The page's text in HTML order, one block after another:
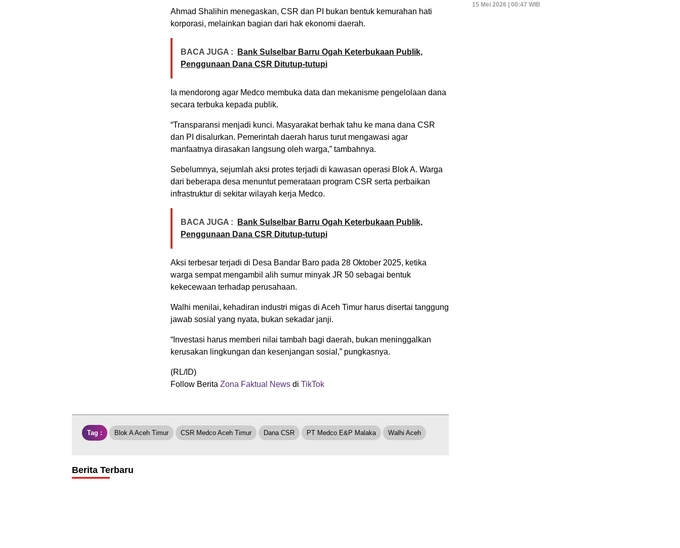
Ahmad Shalihin menegaskan, CSR dan PI bukan bentuk kemurahan hati
korporasi, melainkan bagian dari hak ekonomi daerah.
BACA JUGA :
Bank Sulselbar Barru Ogah Keterbukaan Publik,
Penggunaan Dana CSR Ditutup-tutupi
Ia mendorong agar Medco membuka data dan mekanisme pengelolaan dana
secara terbuka kepada publik.
“Transparansi menjadi kunci. Masyarakat berhak tahu ke mana dana CSR
dan PI disalurkan. Pemerintah daerah harus turut mengawasi agar
manfaatnya dirasakan langsung oleh warga,” tambahnya.
Sebelumnya, sejumlah aksi protes terjadi di kawasan operasi Blok A. Warga
dari beberapa desa menuntut pemerataan program CSR serta perbaikan
infrastruktur di sekitar wilayah kerja Medco.
BACA JUGA :
Bank Sulselbar Barru Ogah Keterbukaan Publik,
Penggunaan Dana CSR Ditutup-tutupi
Aksi terbesar terjadi di Desa Bandar Baro pada 28 Oktober 2025, ketika
warga sempat mengambil alih sumur minyak JR 50 sebagai bentuk
kekecewaan terhadap perusahaan.
Walhi menilai, kehadiran industri migas di Aceh Timur harus disertai tanggung
jawab sosial yang nyata, bukan sekadar janji.
“Investasi harus memberi nilai tambah bagi daerah, bukan meninggalkan
kerusakan lingkungan dan kesenjangan sosial,” pungkasnya.
(RL/ID)
Follow Berita Zona Faktual News di TikTok
Tag : Blok A Aceh Timur CSR Medco Aceh Timur Dana CSR PT Medco E&P Malaka Walhi Aceh
Berita Terbaru
15 Mei 2026 | 00:47 WIB